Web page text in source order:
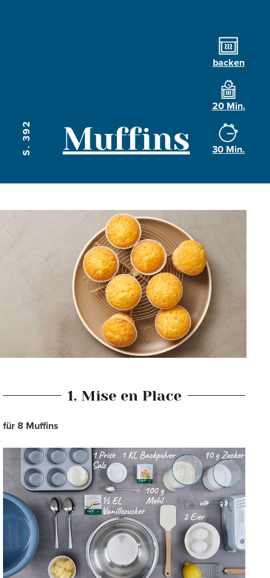
S. 392 Muffins
backen
20 Min.
30 Min.
1. Mise en Place
für 8 Muffins